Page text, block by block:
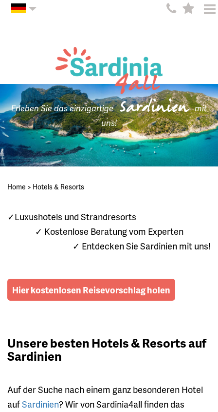
Erleben Sie das einzigartige Sardinien mit
uns!
Home > Hotels & Resorts
✓Luxushotels und Strandresorts
✓ Kostenlose Beratung vom Experten
✓ Entdecken Sie Sardinien mit uns!
Hier kostenlosen Reisevorschlag holen
Unsere besten Hotels & Resorts auf
Sardinien
Auf der Suche nach einem ganz besonderen Hotel
aufSardinien? Wir von Sardinia4all finden das